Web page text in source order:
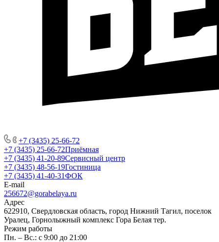
+7 (3435) 25-66-72
+7 (3435) 25-66-72Приёмная
+7 (3435) 41-20-89Сервисный центр
+7 (3435) 48-56-19Гостиница
+7 (3435) 41-40-31ФОК
E-mail
256672@gorabelaya.ru
Адрес
622910, Свердловская область, город Нижний Тагил, поселок
Уралец, Горнолыжный комплекс Гора Белая тер.
Режим работы
Пн. – Вс.: с 9:00 до 21:00